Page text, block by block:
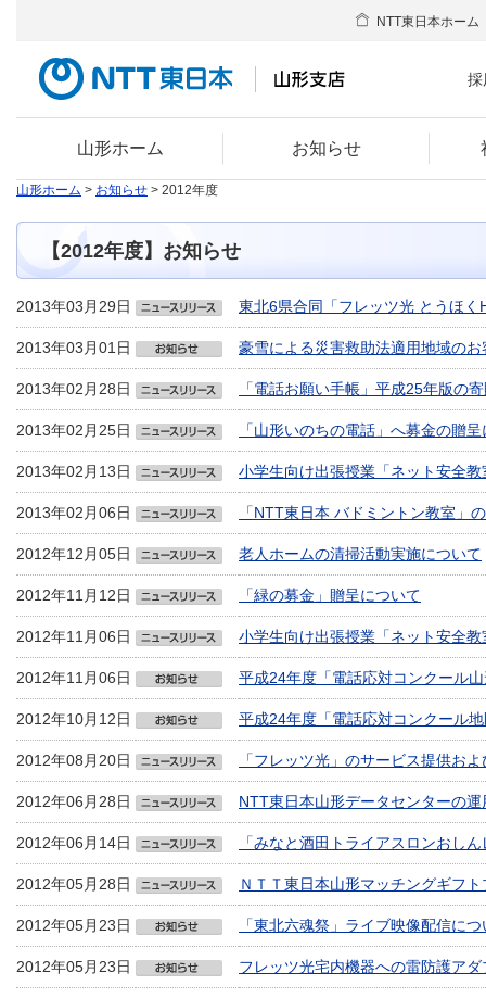
山形ホーム お知らせ
NTT東日本ホーム
採
山形ホーム > お知らせ > 2012年度
【2012年度】お知らせ
2013年03月29日 東北6県合同「フレッツ光 とうほ
2013年03月01日 豪雪による災害救助法適用地域の
2013年02月28日 「電話お願い手帳」平成25年版の
2013年02月25日 「山形いのちの電話」へ募金の贈
2013年02月13日 小学生向け出張授業「ネット安全
2013年02月06日 「NTT東日本 バドミントン教室」
2012年12月05日 老人ホームの清掃活動実施について
2012年11月12日 「緑の募金」贈呈について
2012年11月06日 小学生向け出張授業「ネット安全
2012年11月06日 平成24年度「電話応対コンクール
2012年10月12日 平成24年度「電話応対コンクール
2012年08月20日 「フレッツ光」のサービス提供お
2012年06月28日 NTT東日本山形データセンターの
2012年06月14日 「みなと酒田トライアスロンおし
2012年05月28日 ＮＴＴ東日本山形マッチングギフ
2012年05月23日 「東北六魂祭」ライブ映像配信につ
2012年05月23日 フレッツ光宅内機器への雷防護ア